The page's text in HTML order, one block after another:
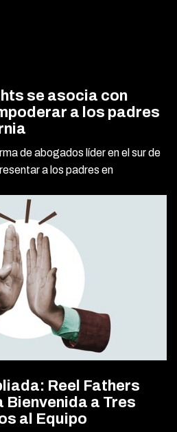
se asocia con
a los padres
de abogados líder en el sur de
a los padres en
Reel Fathers
Bienvenida a Tres
al Equipo